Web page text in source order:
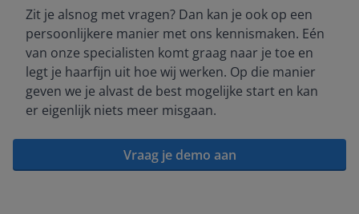
Zit je alsnog met vragen? Dan kan je ook op een
persoonlijkere manier met ons kennismaken. Eén
van onze specialisten komt graag naar je toe en
legt je haarfijn uit hoe wij werken. Op die manier
geven we je alvast de best mogelijke start en kan
er eigenlijk niets meer misgaan.
Vraag je demo aan